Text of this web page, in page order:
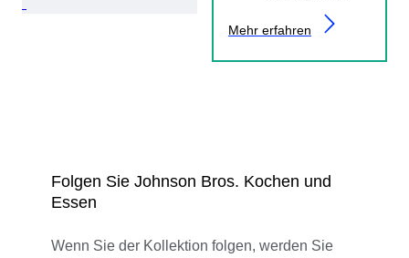
Mehr erfahren
Folgen Sie Johnson Bros. Kochen und
Essen
Wenn Sie der Kollektion folgen, werden Sie